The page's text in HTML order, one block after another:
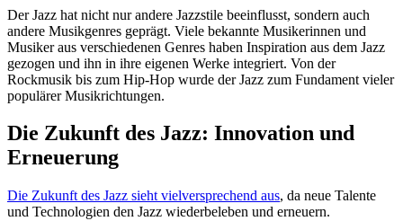
Der Jazz hat nicht nur andere Jazzstile beeinflusst, sondern auch
andere Musikgenres geprägt. Viele bekannte Musikerinnen und
Musiker aus verschiedenen Genres haben Inspiration aus dem Jazz
gezogen und ihn in ihre eigenen Werke integriert. Von der
Rockmusik bis zum Hip-Hop wurde der Jazz zum Fundament vieler
populärer Musikrichtungen.
Die Zukunft des Jazz: Innovation und
Erneuerung
Die Zukunft des Jazz sieht vielversprechend aus, da neue Talente
und Technologien den Jazz wiederbeleben und erneuern.